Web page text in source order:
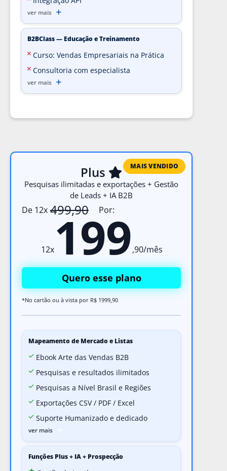
ver mais
B2BClass — Educação e Treinamento
Curso: Vendas Empresariais na Prática
Consultoria com especialista
ver mais
MAIS VENDIDO
Plus
Pesquisas ilimitadas e exportações + Gestão
de Leads + IA B2B
De 12x 499,90 Por:
12x199,90/mês
Quero esse plano
*No cartão ou à vista por R$ 1999,90
Mapeamento de Mercado e Listas
Ebook Arte das Vendas B2B
Pesquisas e resultados ilimitados
Pesquisas a Nível Brasil e Regiões
Exportações CSV / PDF / Excel
Suporte Humanizado e dedicado
ver mais
Funções Plus + IA + Prospecção